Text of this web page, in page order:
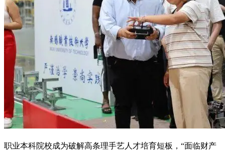
职业本科院校成为破解高条理手艺人才培育短板，“面临财产